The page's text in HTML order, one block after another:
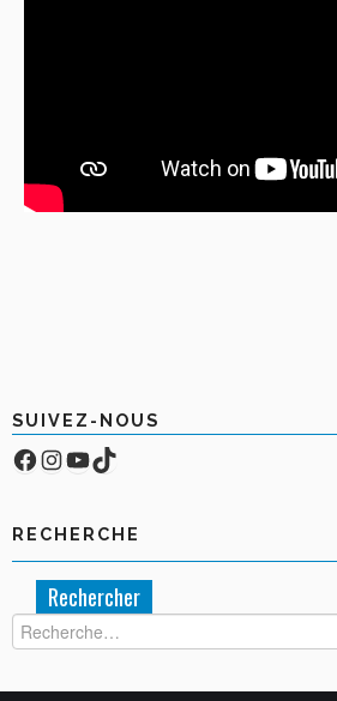
SUIVEZ-NOUS
Facebook
Compte Instagram
YouTube
TikTok
RECHERCHE
Rechercher :